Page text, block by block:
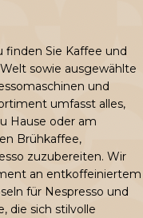
finden Sie Kaffee und
sowie ausgewählte
und
umfasst alles,
Hause oder am
Brühkaffee,
zuzubereiten. Wir
an entkoffeiniertem
für Nespresso und
die sich stilvolle